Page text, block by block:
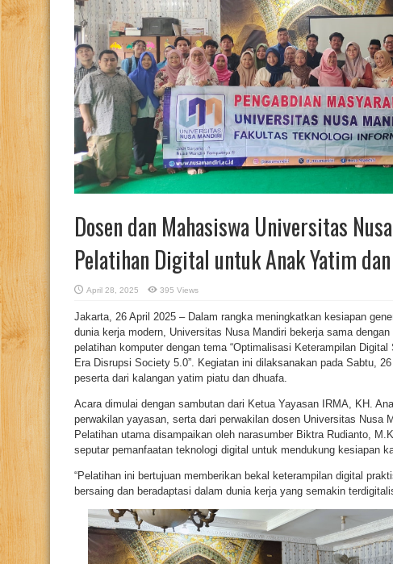
Dosen dan Mahasiswa Universitas
Pelatihan Digital untuk Anak Yatim
April 28, 2025 395 Views
Jakarta, 26 April 2025 – Dalam rangka meningkatkan kesiapan
dunia kerja modern, Universitas Nusa Mandiri bekerja sama
pelatihan komputer dengan tema “Optimalisasi Keterampilan
Era Disrupsi Society 5.0”. Kegiatan ini dilaksanakan pada Sabtu,
peserta dari kalangan yatim piatu dan dhuafa.
Acara dimulai dengan sambutan dari Ketua Yayasan IRMA, KH.
perwakilan yayasan, serta dari perwakilan dosen Universitas Nusa
Pelatihan utama disampaikan oleh narasumber Biktra Rudianto,
seputar pemanfaatan teknologi digital untuk mendukung kesiapan
“Pelatihan ini bertujuan memberikan bekal keterampilan digital
bersaing dan beradaptasi dalam dunia kerja yang semakin